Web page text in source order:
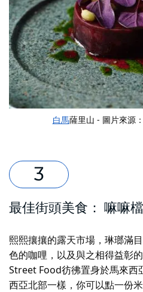
白馬薩里山 - 圖片來源
最佳街頭美食： 嘛嘛
熙熙攘攘的露天市場，琳瑯滿
色的咖哩，以及與之相得益彰
Street Food彷彿置身於馬來西
西亞北部一樣，你可以點一份